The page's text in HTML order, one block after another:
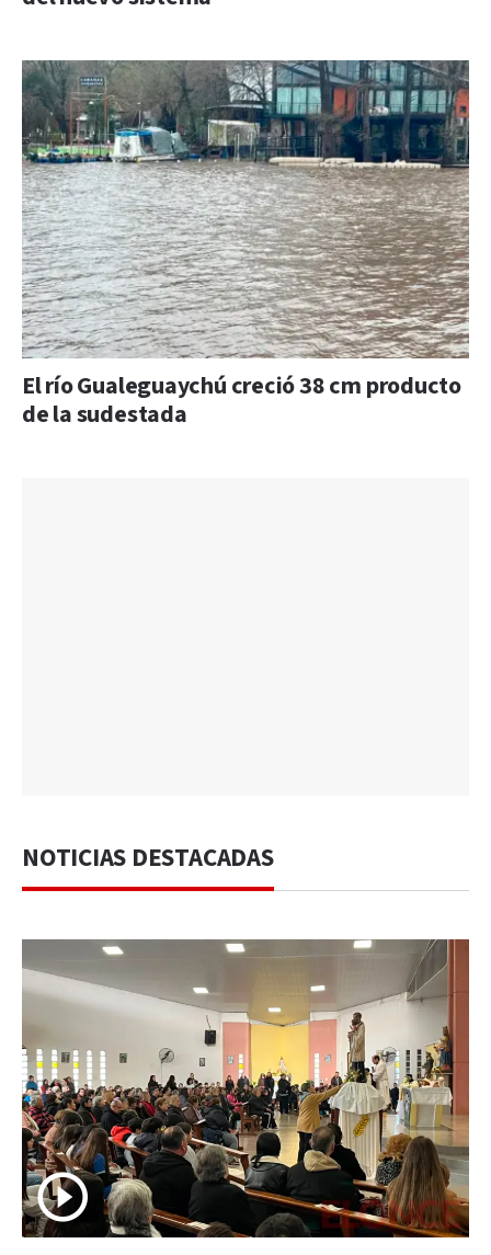
El río Gualeguaychú creció 38 cm producto
de la sudestada
NOTICIAS DESTACADAS